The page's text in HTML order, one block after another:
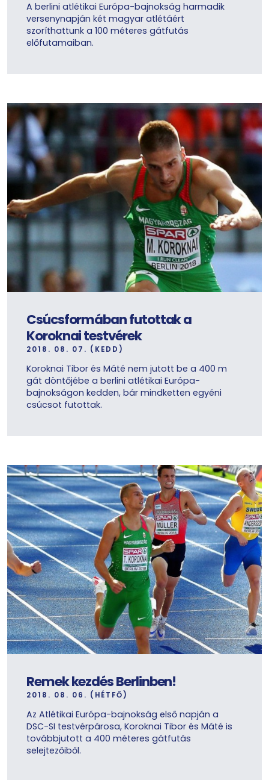
A berlini atlétikai Európa-bajnokság harmadik
versenynapján két magyar atlétáért
szoríthattunk a 100 méteres gátfutás
előfutamaiban.
Csúcsformában futottak a
Koroknai testvérek
2018. 08. 07. (KEDD)
Koroknai Tibor és Máté nem jutott be a 400 m
gát döntőjébe a berlini atlétikai Európa-
bajnokságon kedden, bár mindketten egyéni
csúcsot futottak.
Remek kezdés Berlinben!
2018. 08. 06. (HÉTFŐ)
Az Atlétikai Európa-bajnokság első napján a
DSC-SI testvérpárosa, Koroknai Tibor és Máté is
továbbjutott a 400 méteres gátfutás
selejtezőiből.